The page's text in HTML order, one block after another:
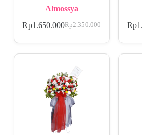
Almossya
Rp2.350.000
Rp1.650.000 Rp